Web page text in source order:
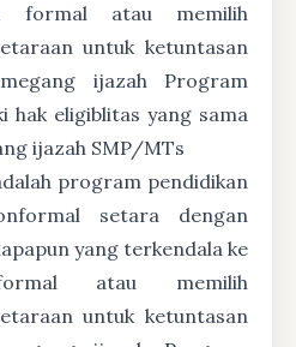
formal atau memilih
untuk ketuntasan
ijazah Program
hak eligiblitas yang sama
ijazah SMP/MTs
program pendidikan
setara dengan
yang terkendala ke
atau memilih
untuk ketuntasan